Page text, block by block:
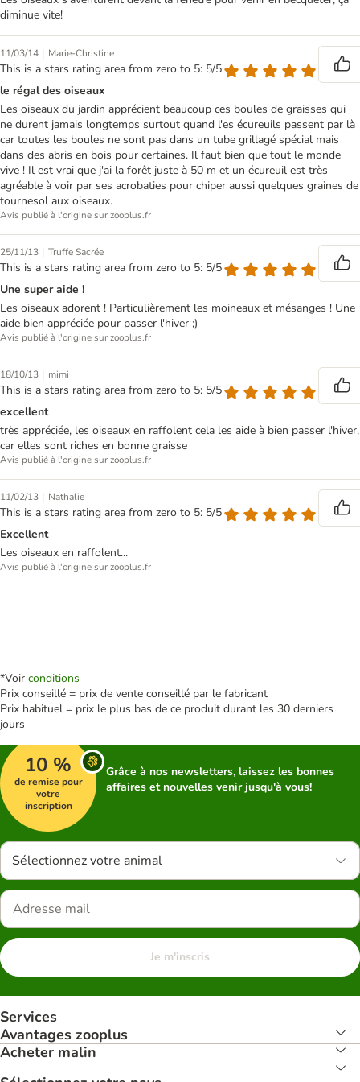
diminue vite!
11/03/14 | Marie-Christine
This is a stars rating area from zero to 5: 5/5
le régal des oiseaux
Les oiseaux du jardin apprécient beaucoup ces boules de graisses qui
ne durent jamais longtemps surtout quand l'es écureuils passent par là
car toutes les boules ne sont pas dans un tube grillagé spécial mais
dans des abris en bois pour certaines. Il faut bien que tout le monde
vive ! Il est vrai que j'ai la forêt juste à 50 m et un écureuil est très
agréable à voir par ses acrobaties pour chiper aussi quelques graines de
tournesol aux oiseaux.
Avis publié à l'origine sur zooplus.fr
25/11/13 | Truffe Sacrée
This is a stars rating area from zero to 5: 5/5
Une super aide !
Les oiseaux adorent ! Particulièrement les moineaux et mésanges ! Une
aide bien appréciée pour passer l'hiver ;)
Avis publié à l'origine sur zooplus.fr
18/10/13 | mimi
This is a stars rating area from zero to 5: 5/5
excellent
très appréciée, les oiseaux en raffolent cela les aide à bien passer l'hiver,
car elles sont riches en bonne graisse
Avis publié à l'origine sur zooplus.fr
11/02/13 | Nathalie
This is a stars rating area from zero to 5: 5/5
Excellent
Les oiseaux en raffolent...
Avis publié à l'origine sur zooplus.fr
*Voir conditions
Prix conseillé = prix de vente conseillé par le fabricant
Prix habituel = prix le plus bas de ce produit durant les 30 derniers
jours
10 %
de remise pour
votre
inscription
Grâce à nos newsletters, laissez les bonnes
affaires et nouvelles venir jusqu'à vous!
Sélectionnez votre animal
Je m'inscris
Services
Avantages zooplus
Acheter malin